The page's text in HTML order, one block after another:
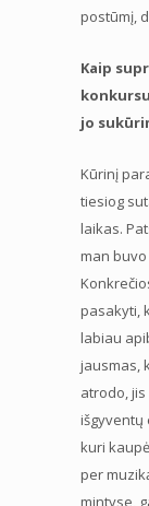
postūmį,
Kaip
jo
Kūrinį
tiesiog
laikas.
man
pasakyti,
labiau
jausmas,
atrodo,
išgyventų
kuri
per
mintyse,